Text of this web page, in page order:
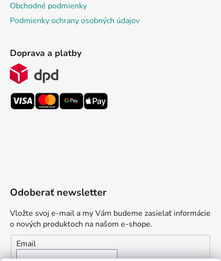
Obchodné podmienky
Podmienky ochrany osobných údajov
Doprava a platby
Odoberať newsletter
Vložte svoj e-mail a my Vám budeme zasielať informácie
o nových produktoch na našom e-shope.
Email